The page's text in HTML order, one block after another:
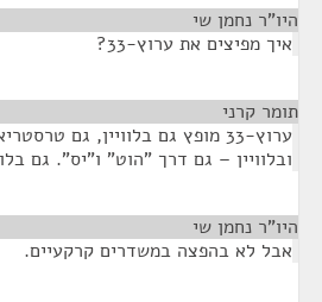
היו"ר נחמן שי
איך מפיצים את ערוץ-33?
תומר קרני
ערוץ-33 מופץ גם בלוויין, גם
ובלוויין – גם דרך "הוט" ו"יס". גם
היו"ר נחמן שי
אבל לא בהפצה במשדרים קרקעיים.